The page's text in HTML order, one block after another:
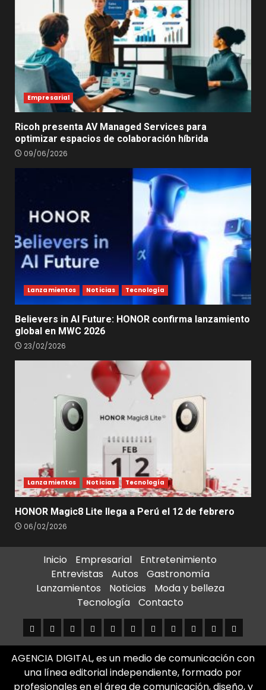
Empresarial
Ricoh presenta AV Managed Services para
optimizar espacios de colaboración híbrida
09/06/2026
Lanzamientos Noticias Tecnología
Believers in AI Future: HONOR confirma lanzamiento
global en MWC 2026
23/02/2026
Lanzamientos Noticias Tecnología
HONOR Magic8 Lite llega a Perú el 12 de febrero
06/02/2026
Inicio Empresarial
Entretenimiento
Entrevistas
Autos
Gastronomía
Lanzamientos
Noticias
Moda y belleza
Tecnología
Contacto
InicioEmpresarial
Entretenimiento
Entrevistas
AutosGastronomía
Lanzamientos
NoticiasModa
y
belleza
Tecnología
AGENCIA DIGITAL, es un medio de comunicación con
una línea editorial independiente, formado por
profesionales en el área de comunicación, diseño, y